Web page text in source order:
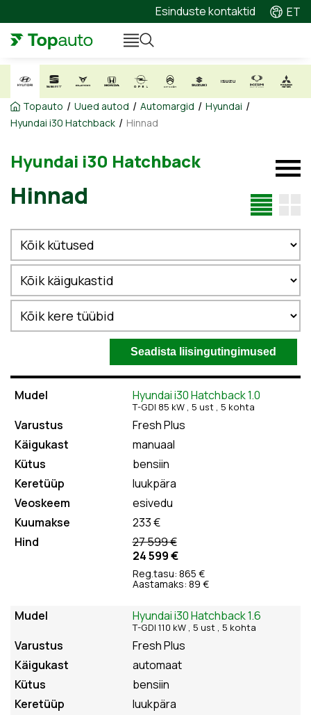
Esinduste kontaktid ET
Topauto / Uued autod / Automargid / Hyundai /
Hyundai i30 Hatchback / Hinnad
Hyundai i30 Hatchback
Hinnad
Hyundai i30 Hatchback 1.0
T-GDI 85 kW , 5 ust, 5 kohta
Fresh Plus
manuaal
bensiin
luukpära
esivedu
233 €
27 599 €
24 599 €
Reg.tasu: 865 €
Aastamaks: 89 €
Hyundai i30 Hatchback 1.6
T-GDI 110 kW , 5 ust, 5 kohta
Fresh Plus
automaat
bensiin
luukpära